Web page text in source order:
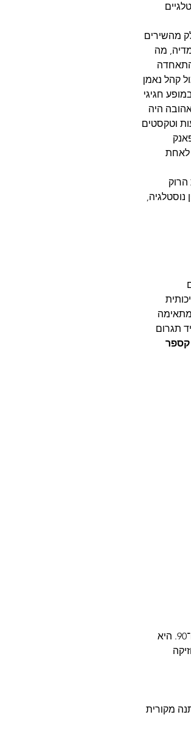
מהשירים
מה
קהל נאמן
היה
וטקסטים
לאחת
לחבר בין נוסטלגיה,
תגרום
לכל מי שאוהב את ד"ר קספר, רוק ישראלי ונוסטלגיה של שנות ה־90. היא
מקורית